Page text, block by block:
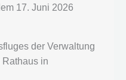
17. Juni 2026
der Verwaltung
Rathaus in